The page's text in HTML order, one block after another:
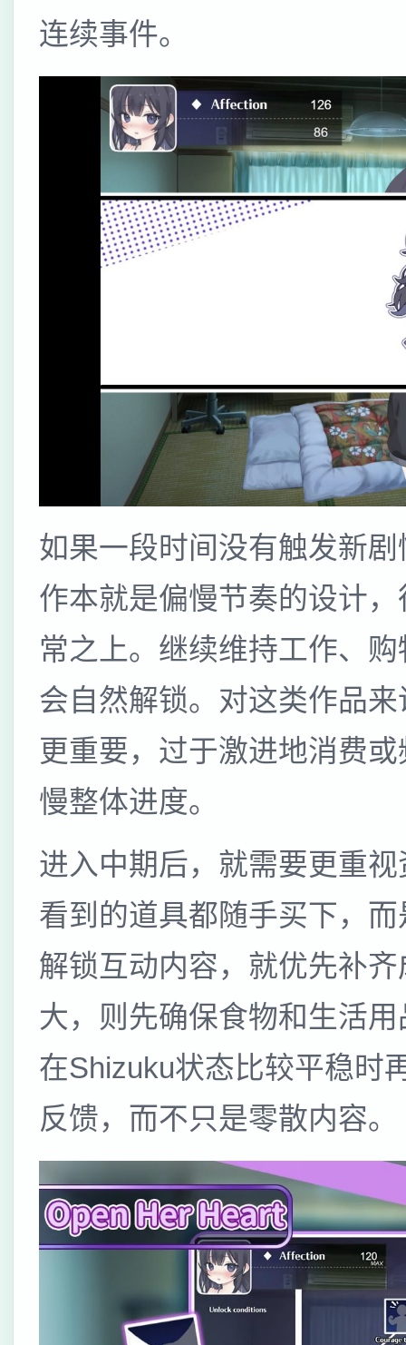
连续事件。
如果一段时间没有触发新
作本就是偏慢节奏的设计
常之上。继续维持工作、
会自然解锁。对这类作品
更重要，过于激进地消费
慢整体进度。
进入中期后，就需要更重
看到的道具都随手买下，
解锁互动内容，就优先补
大，则先确保食物和生活
在Shizuku状态比较平稳时
反馈，而不只是零散内容。